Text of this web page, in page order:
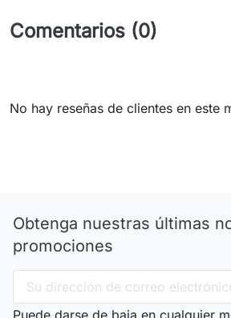
Comentarios (0)
No hay reseñas de clientes en este
Obtenga nuestras últimas
promociones